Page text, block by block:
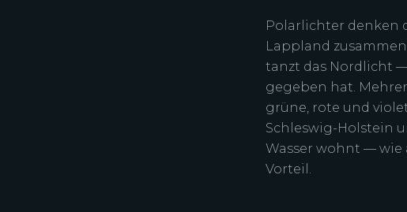
Polarlichter denken
Lappland
tanzt das Nordlicht
gegeben hat.
grüne, rote und
Schleswig-Holstein
Wasser wohnt —
Vorteil.